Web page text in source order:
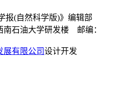
报(自然科学版)》编辑部
南石油大学研发楼 邮编：
展有限公司设计开发